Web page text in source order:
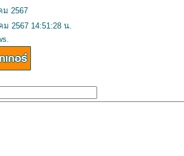
ม 2567
ม 2567 14:51:28 น.